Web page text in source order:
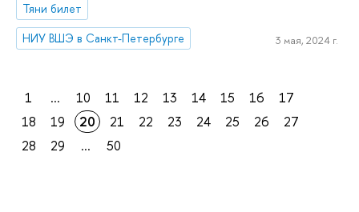
Тяни билет
НИУ ВШЭ в Санкт-Петербурге
3 мая, 2024 г.
1 ... 10 11 12 13 14 15 16
17
18
19 20 21 22 23 24 25 26
27
28
29 ... 50